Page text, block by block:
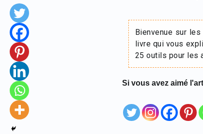
Bienvenue sur
livre qui vous
25 outils pour les
Si vous avez aimé